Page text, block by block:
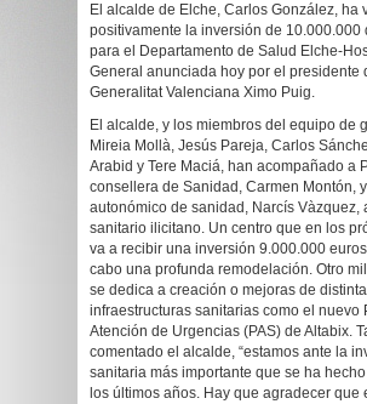
El alcalde de Elche, Carlos González, ha
positivamente la inversión de 10.000.000
para el Departamento de Salud Elche-
General anunciada hoy por el presidente
Generalitat Valenciana Ximo Puig.
El alcalde, y los miembros del equipo de
Mireia Mollà, Jesús Pareja, Carlos
Arabid y Tere Maciá, han acompañado a
consellera de Sanidad, Carmen Montón,
autonómico de sanidad, Narcís Vàzquez,
sanitario ilicitano. Un centro que en los
va a recibir una inversión 9.000.000
cabo una profunda remodelación. Otro
se dedica a creación o mejoras de
infraestructuras sanitarias como el nuevo
Atención de Urgencias (PAS) de Altabix.
comentado el alcalde, “estamos ante la
sanitaria más importante que se ha
los últimos años. Hay que agradecer que